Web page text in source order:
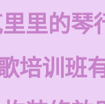
里的琴
培训班